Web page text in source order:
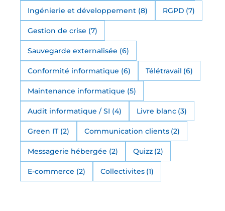
Ingénierie et développement (8) RGPD (7)
Gestion de crise (7)
Sauvegarde externalisée (6)
Conformité informatique (6) Télétravail (6)
Maintenance informatique (5)
Audit informatique / SI (4) Livre blanc (3)
Green IT (2) Communication clients (2)
Messagerie hébergée (2) Quizz (2)
E-commerce (2) Collectivites (1)